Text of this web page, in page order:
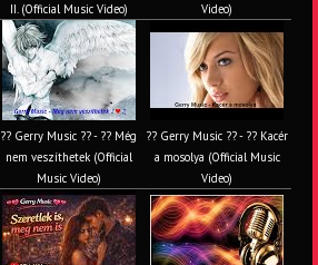
II. (Official Music Video)
Video)
?? Gerry Music ?? - ?? Még
nem veszíthetek (Official
Music Video)
?? Gerry Music ?? - ?? Kacér
a mosolya (Official Music
Video)